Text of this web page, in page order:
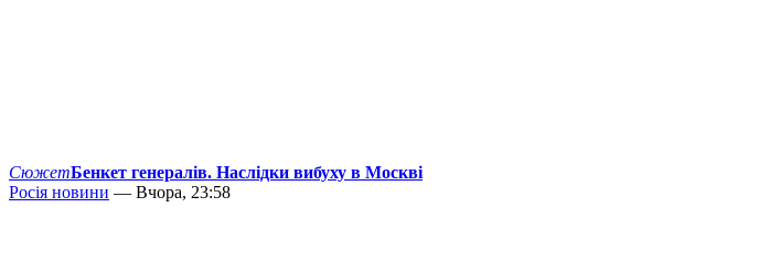
СюжетБенкет генералів. Наслідки вибуху в Москві
Росія новини — Вчора, 23:58